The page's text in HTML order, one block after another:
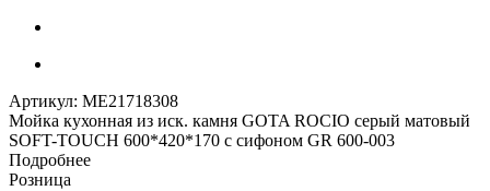
Артикул: МЕ21718308
Мойка кухонная из иск. камня GOTA ROCIO серый матовый
SOFT-TOUCH 600*420*170 с сифоном GR 600-003
Подробнее
Розница